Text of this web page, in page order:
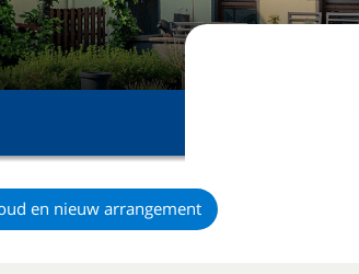
en nieuw arrangement